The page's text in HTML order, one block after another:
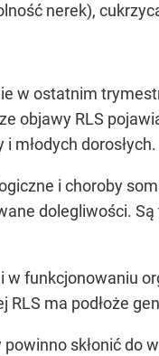
nerek),
w ostatnim
objawy RLS
młodych dorosłych.
i choroby
dolegliwości.
funkcjonowaniu
ma podłoże
skłonić do